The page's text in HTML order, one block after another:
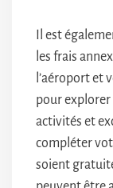
Il est
les frais
l’aéroport et
pour explorer
activités et
compléter
soient